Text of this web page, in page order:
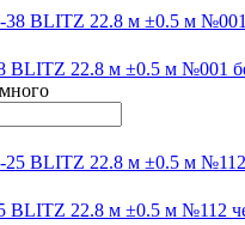
BLITZ 22.8 м ±0.5 м №001
много
BLITZ 22.8 м ±0.5 м №112